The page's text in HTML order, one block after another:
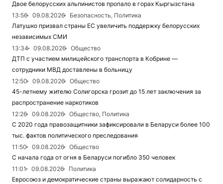
Двое белорусских альпинистов пропало в горах Кыргызстана
13:56
09.08.2026
Безопасность, Политика
Латушко призвал страны ЕС увеличить поддержку белорусских
независимых СМИ
13:34
09.08.2026
Общество
ДТП с участием милицейского транспорта в Кобрине —
сотрудники МВД доставлены в больницу
12:50
09.08.2026
Общество
45-летнему жителю Солигорска грозит до 15 лет заключения за
распространение наркотиков
12:26
09.08.2026
Общество, Политика
С 2020 года правозащитники зафиксировали в Беларуси более 100
тыс. фактов политического преследования
11:50
09.08.2026
Общество
С начала года от огня в Беларуси погибло 350 человек
11:01
09.08.2026
Политика
Евросоюз и демократические страны выражают солидарность с